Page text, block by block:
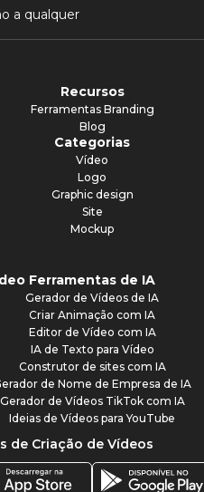
a qualquer
Recursos
Ferramentas Branding
Blog
Categorias
Vídeo
Logo
Graphic design
Site
Mockup
Ferramentas de IA
Gerador de Vídeos de IA
Criar Animação com IA
Editor de Vídeo com IA
IA de Texto para Vídeo
Construtor de sites com IA
de Nome de Empresa de IA
Gerador de Vídeos TikTok com IA
Ideias de Vídeos para YouTube
de Criação de Vídeos